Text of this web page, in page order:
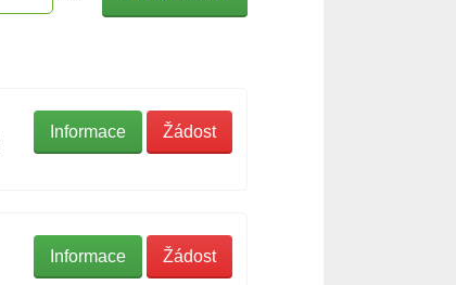
Informace Žádost
Informace Žádost